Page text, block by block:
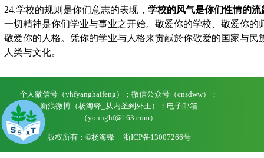
24.学校的规则是你们意志的表现， 学校的风气是你们性情的流
一切精神是你们学业与事业之开始。敬爱你的学校、敬爱你的
敬爱你的人格。凭你的学业与人格来贡献於你敬爱的国家与民
人类与文化。
个人微信号（yhfyanghaifeng）；微信公众号（cnsdww）；
新浪微博（杨海锋_从内圣到外王）；电子邮箱
（younghf@163.com）
版权所有：©杨海锋 浙ICP备13007266号